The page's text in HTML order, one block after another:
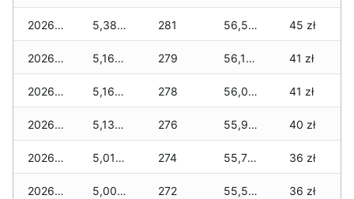
2026-04-25 5,380 zł 281 56,500 zł 45 zł
2026-04-24 5,160 zł 279 56,130 zł 41 zł
2026-04-23 5,160 zł 278 56,020 zł 41 zł
2026-04-22 5,130 zł 276 55,910 zł 40 zł
2026-04-21 5,010 zł 274 55,700 zł 36 zł
2026-04-20 5,000 zł 272 55,510 zł 36 zł